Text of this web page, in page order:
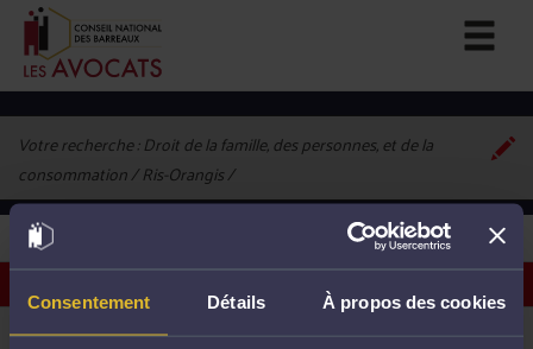
Consentement Détails À propos des cookies
Votre recherche :Droit de la famille, des personnes, et de la
consommation / Ris-Orangis
avocat correspondant à vos critères
ME VIRGINIE SEVIN